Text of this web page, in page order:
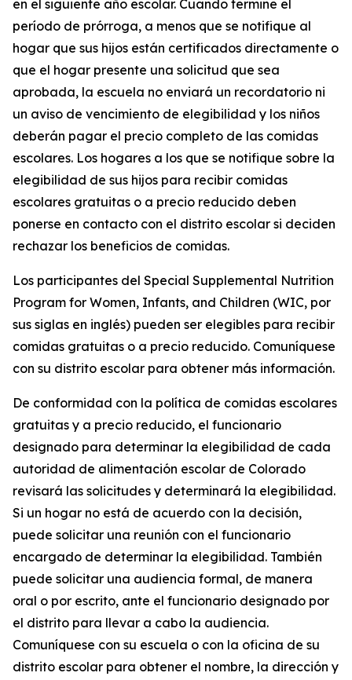
en el siguiente año escolar. Cuando termine el
período de prórroga, a menos que se notifique al
hogar que sus hijos están certificados directamente o
que el hogar presente una solicitud que sea
aprobada, la escuela no enviará un recordatorio ni
un aviso de vencimiento de elegibilidad y los niños
deberán pagar el precio completo de las comidas
escolares. Los hogares a los que se notifique sobre la
elegibilidad de sus hijos para recibir comidas
escolares gratuitas o a precio reducido deben
ponerse en contacto con el distrito escolar si deciden
rechazar los beneficios de comidas.
Los participantes del Special Supplemental Nutrition
Program for Women, Infants, and Children (WIC, por
sus siglas en inglés) pueden ser elegibles para recibir
comidas gratuitas o a precio reducido. Comuníquese
con su distrito escolar para obtener más información.
De conformidad con la política de comidas escolares
gratuitas y a precio reducido, el funcionario
designado para determinar la elegibilidad de cada
autoridad de alimentación escolar de Colorado
revisará las solicitudes y determinará la elegibilidad.
Si un hogar no está de acuerdo con la decisión,
puede solicitar una reunión con el funcionario
encargado de determinar la elegibilidad. También
puede solicitar una audiencia formal, de manera
oral o por escrito, ante el funcionario designado por
el distrito para llevar a cabo la audiencia.
Comuníquese con su escuela o con la oficina de su
distrito escolar para obtener el nombre, la dirección y